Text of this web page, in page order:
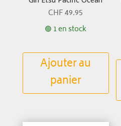
CHF49.95
🟢 1 en stock
Ajouter au
panier